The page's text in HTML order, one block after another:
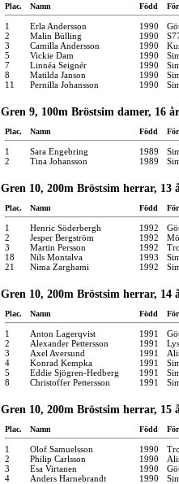
Plac. Namn Född
1 Erla Andersson 1990
2
Malin Bülling 1990
3
Camilla Andersson 1990
5
Vickie Dam 1990
7
Linnéa Seignér 1990
8
Matilda Janson 1990
11
Pernilla Johansson 1990
Gren 9, 100m Bröstsim damer, 16
Plac. Namn Född
1 Sara Engebring 1989
2
Tina Johansson 1989
Gren 10, 200m Bröstsim herrar, 13
Plac. Namn Född
1 Henric Söderbergh 1992
2
Jesper Bergström 1992
3
Martin Persson 1992
18
Nils Montalva 1993
21
Nima Zarghami 1992
Gren 10, 200m Bröstsim herrar, 14
Plac. Namn Född
1 Anton Lagerqvist 1991
2
Alexander Pettersson 1991
3
Axel Aversund 1991
4
Konrad Kempka 1991
5
Eddie Sjögren-Hedberg 1991
8
Christoffer Pettersson 1991
Gren 10, 200m Bröstsim herrar, 15
Plac. Namn Född
1 Olof Samuelsson 1990
2
Philip Carlsson 1990
3
Esa Virtanen 1990
4
Anders Harnebrandt 1990